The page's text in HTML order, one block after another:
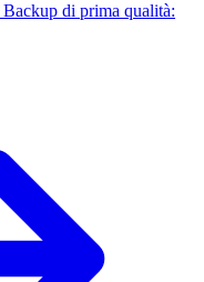
Backup di prima qualità: